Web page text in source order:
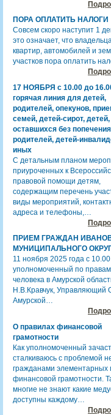
ПОРА ОПЛАТИТЬ НАЛОГИ
Совсем скоро наступит 1
это означает, что
квартир, автомобилей и
участков пора оплатить
17 НОЯБРЯ с 10.00 до
горячая линия для детей,
родителей, опекунов,
семей, детей-сирот, детей,
оставшихся без попечения
родителей, детей-
иных
С детальным планом
приуроченных к
правовой помощи детям,
содержащим перечень
виды мероприятий,
адреса и телефоны,…
ПРИЕМ ГРАЖДАН
МУНИЦИПАЛЬНОГО
11 ноября 2025 года с
уполномоченный по правам
человека в Амурской
Н.В.Кравчук,
Амурской…
О правилах финансовой
грамотности
Как уполномоченный
сталкиваюсь с проблемой
гражданами элементарных
финансовой грамотности.
многие не знают какие
доступны каждому…